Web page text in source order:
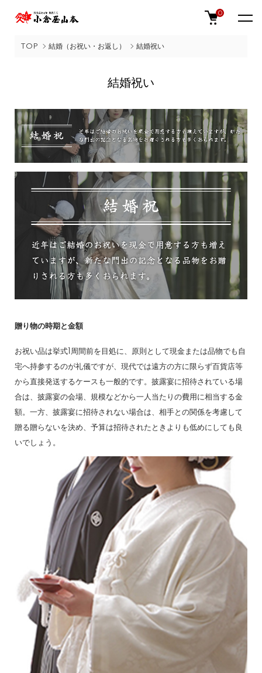
0
TOP 結婚（お祝い・お返し） 結婚祝い
結婚祝い
贈り物の時期と金額
お祝い品は挙式1周間前を目処に、原則として現金または品物でも自
宅へ持参するのが礼儀ですが、現代では遠方の方に限らず百貨店等
から直接発送するケースも一般的です。披露宴に招待されている場
合は、披露宴の会場、規模などから一人当たりの費用に相当する金
額。一方、披露宴に招待されない場合は、相手との関係を考慮して
贈る贈らないを決め、予算は招待されたときよりも低めにしても良
いでしょう。